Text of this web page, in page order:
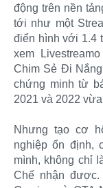
động trên nền
tới như một
điển hình với 1.4
xem
Chim Sẻ Đi
chứng minh từ
2021 và 2022
Nhưng tạo cơ
nghiệp ổn định,
mình, không chỉ
Chế nhận